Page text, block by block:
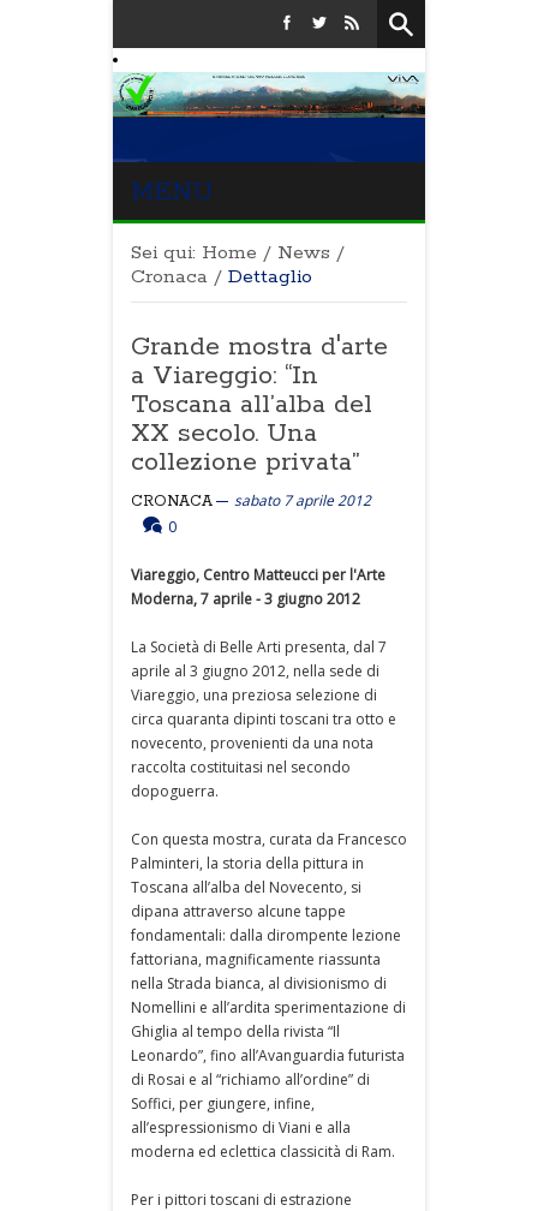
MENU
Sei qui: Home / News /
Cronaca / Dettaglio
Grande mostra d'arte
a Viareggio: “In
Toscana all’alba del
XX secolo. Una
collezione privata”
CRONACA
sabato 7 aprile 2012
0
Viareggio, Centro Matteucci per l'Arte
Moderna, 7 aprile - 3 giugno 2012
La Società di Belle Arti presenta, dal 7
aprile al 3 giugno 2012, nella sede di
Viareggio, una preziosa selezione di
circa quaranta dipinti toscani tra otto e
novecento, provenienti da una nota
raccolta costituitasi nel secondo
dopoguerra.
Con questa mostra, curata da Francesco
Palminteri, la storia della pittura in
Toscana all’alba del Novecento, si
dipana attraverso alcune tappe
fondamentali: dalla dirompente lezione
fattoriana, magnificamente riassunta
nella Strada bianca, al divisionismo di
Nomellini e all’ardita sperimentazione di
Ghiglia al tempo della rivista “Il
Leonardo”, fino all’Avanguardia futurista
di Rosai e al “richiamo all’ordine” di
Soffici, per giungere, infine,
all’espressionismo di Viani e alla
moderna ed eclettica classicità di Ram.
Per i pittori toscani di estrazione